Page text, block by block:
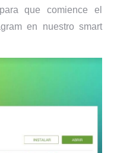
que comience el
en nuestro smart